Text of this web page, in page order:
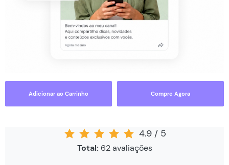
Adicionar ao Carrinho Compre Agora
4.9/ 5
Total: 62avaliações